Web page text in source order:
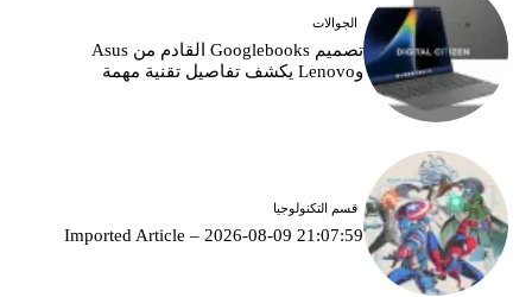
الجوالات
تصميم Googlebooks القادم من Asus
وLenovo يكشف تفاصيل تقنية مهمة
قسم التكنولوجيا
Imported Article – 2026-08-09 21:07:59